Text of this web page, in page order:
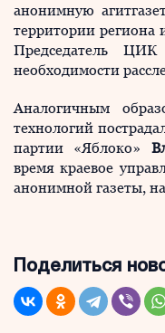
анонимную
территории региона
Председатель
необходимости
Аналогичным
технологий
партии «Яблоко»
время краевое
анонимной газеты,
Поделиться